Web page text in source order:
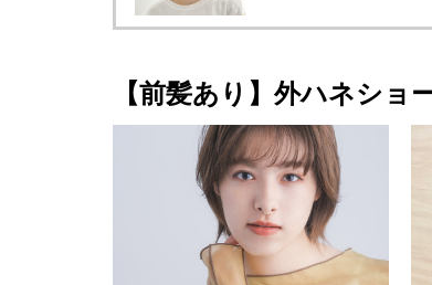
【前髪あり】外ハネシ